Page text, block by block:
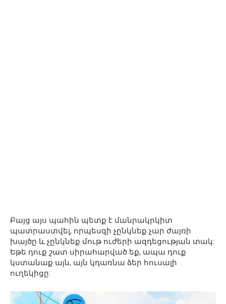
Բայց այս պահին պետք է մանրակրկիտ
պատրաստվել, որպեսզի չընկնեք չար ժայռի
խայծը և չընկնեք մութ ուժերի ազդեցության տակ:
Եթե ​​դուք շատ սիրահարված եք, ապա դուք
կստանաք այն, այն կդառնա ձեր հուսալի
ուղեկիցը: